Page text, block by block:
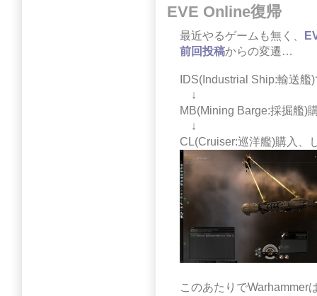
EVE Online復帰
最近やるゲームも無く、
前回投稿からの変遷…
IDS(Industrial Ship:輸送艦
↓
MB(Mining Barge:採掘艦)
↓
CL(Cruiser:巡洋艦)購入、
このあたりでWarhammer